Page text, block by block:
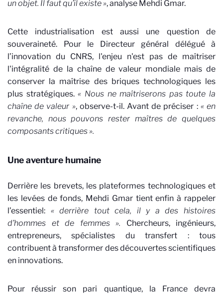
un objet. Il faut qu’il existe », analyse Mehdi Gmar.
Cette industrialisation est aussi une question de
souveraineté. Pour le Directeur général délégué à
l’innovation du CNRS, l'enjeu n'est pas de maîtriser
l'intégralité de la chaîne de valeur mondiale mais de
conserver la maîtrise des briques technologiques les
plus stratégiques.« Nous ne maîtriserons pas toute la
chaîne de valeur », observe-t-il. Avant de préciser : « en
revanche, nous pouvons rester maîtres de quelques
composants critiques ».
Une aventure humaine
Derrière les brevets, les plateformes technologiques et
les levées de fonds, Mehdi Gmar tient enfin à rappeler
l’essentiel: « derrière tout cela, il y a des histoires
d’hommes et de femmes ». Chercheurs, ingénieurs,
entrepreneurs, spécialistes du transfert : tous
contribuent à transformer des découvertes scientifiques
en innovations.
Pour réussir son pari quantique, la France devra